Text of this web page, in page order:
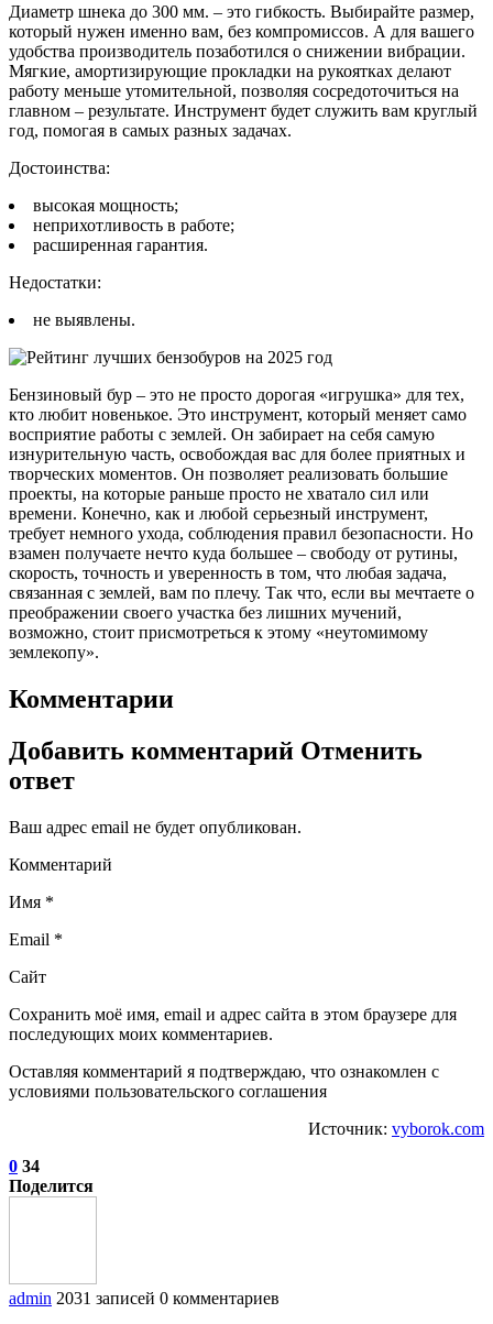
Диаметр шнека до 300 мм. – это гибкость. Выбирайте размер,
который нужен именно вам, без компромиссов. А для вашего
удобства производитель позаботился о снижении вибрации.
Мягкие, амортизирующие прокладки на рукоятках делают
работу меньше утомительной, позволяя сосредоточиться на
главном – результате. Инструмент будет служить вам круглый
год, помогая в самых разных задачах.
Достоинства:
высокая мощность;
неприхотливость в работе;
расширенная гарантия.
Недостатки:
не выявлены.
Бензиновый бур – это не просто дорогая «игрушка» для тех,
кто любит новенькое. Это инструмент, который меняет само
восприятие работы с землей. Он забирает на себя самую
изнурительную часть, освобождая вас для более приятных и
творческих моментов. Он позволяет реализовать большие
проекты, на которые раньше просто не хватало сил или
времени. Конечно, как и любой серьезный инструмент,
требует немного ухода, соблюдения правил безопасности. Но
взамен получаете нечто куда большее – свободу от рутины,
скорость, точность и уверенность в том, что любая задача,
связанная с землей, вам по плечу. Так что, если вы мечтаете о
преображении своего участка без лишних мучений,
возможно, стоит присмотреться к этому «неутомимому
землекопу».
Комментарии
Добавить комментарий Отменить
ответ
Ваш адрес email не будет опубликован.
Комментарий
Имя *
Email *
Сайт
Сохранить моё имя, email и адрес сайта в этом браузере для
последующих моих комментариев.
Оставляя комментарий я подтверждаю, что ознакомлен с
условиями пользовательского соглашения
Источник: vyborok.com
0 34
Поделится
admin 2031 записей 0 комментариев